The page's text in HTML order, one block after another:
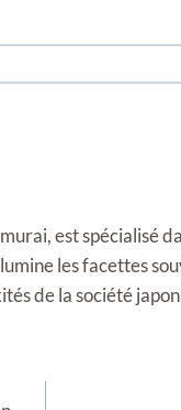
est spécialisé
les facettes
de la société